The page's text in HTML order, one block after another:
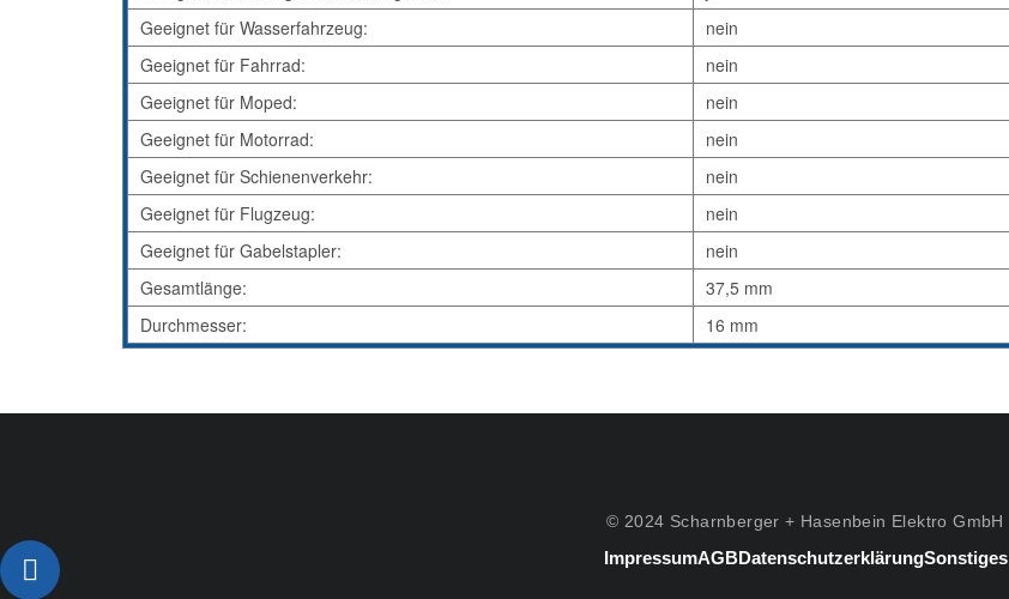
Geeignet für Wasserfahrzeug:
nein
Geeignet für Fahrrad:
nein
Geeignet für Moped:
nein
Geeignet für Motorrad:
nein
Geeignet für Schienenverkehr:
nein
Geeignet für Flugzeug:
nein
Geeignet für Gabelstapler:
nein
Gesamtlänge:
37,5 mm
Durchmesser:
16 mm
© 2024 Scharnberger + Hasenbein Elektro GmbH
ImpressumAGBDatenschutzerklärungSonstiges